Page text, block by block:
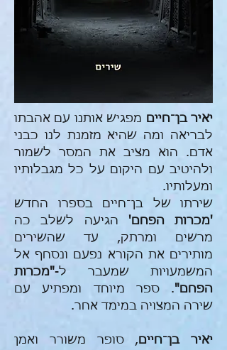
יאיר בן־חיים מפגיש אותנו עם אהבתו
לבריאה ומה שהיא מזמנת לנו כבני
אדם. הוא מציב את המסר לשמור
ולהיטיב עם היקום על כל מגבלותיו
ומעלותיו.
שירתו של בן־חיים בספרו החדש
'מכרות הפחם' הגיעה לשלב כה
מרשים ומרתק, עד שהשירים
מותירים את הקורא נפעם ונסחף אל
המשמעויות שמעבר ל-"מכרות
הפחם". ספר מיוחד ומפתיע עם
שירה המצויה במימד אחר.
יאיר בן־חיים, סופר משורר ואמן